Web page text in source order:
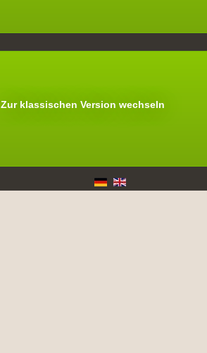
Zur klassischen Version wechseln